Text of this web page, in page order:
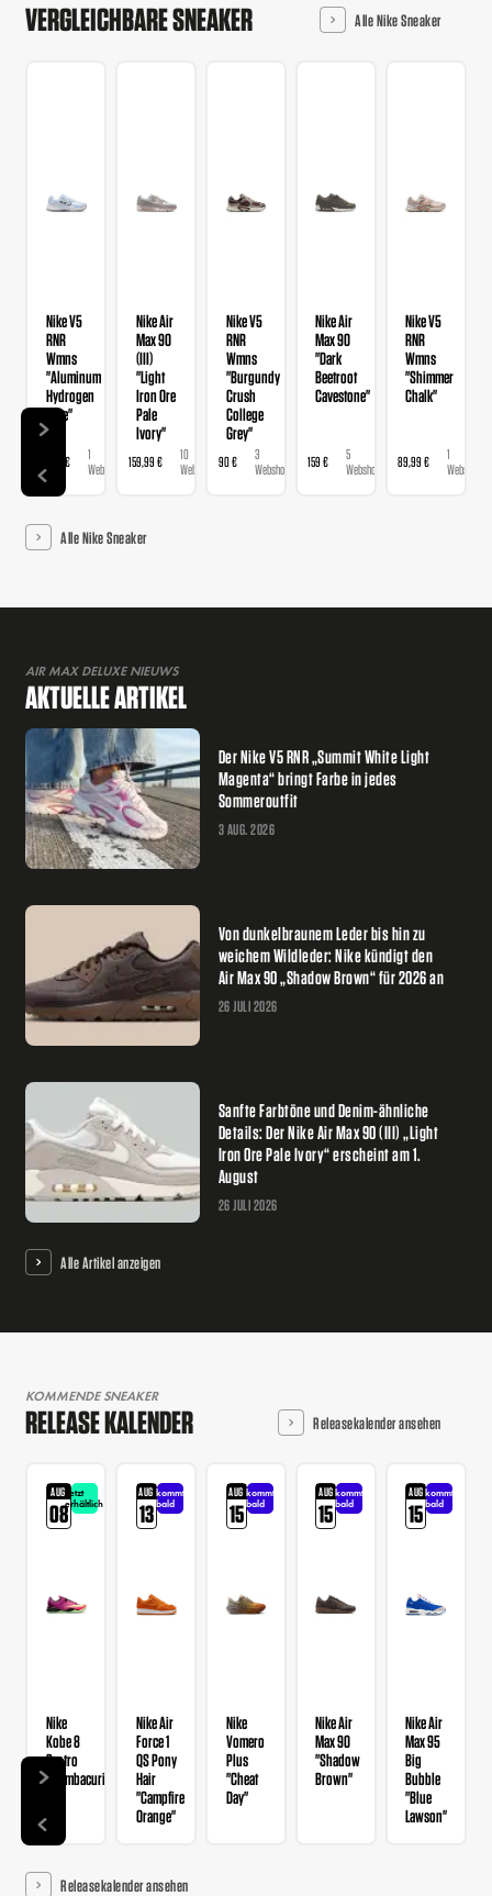
VERGLEICHBARE SNEAKER Alle Nike Sneaker
Nike V5
RNR
Wmns
"Aluminum
Hydrogen
Blue"
89,99 €
1
Webshop
Nike Air
Max 90
(III)
"Light
Iron Ore
Pale
Ivory"
159,99 €
10
Webshops
Nike V5
RNR
Wmns
"Burgundy
Crush
College
Grey"
90 €
3
Webshops
Nike Air
Max 90
"Dark
Beetroot
Cavestone"
159 €
5
Webshops
Nike V5
RNR
Wmns
"Shimmer
Chalk"
89,99 €
1
Webshop
Alle Nike Sneaker
AIR MAX DELUXE NIEUWS
AKTUELLE ARTIKEL
Der Nike V5 RNR „Summit White Light
Magenta“ bringt Farbe in jedes
Sommeroutfit
3 AUG. 2026
Von dunkelbraunem Leder bis hin zu
weichem Wildleder: Nike kündigt den
Air Max 90 „Shadow Brown“ für 2026 an
26 JULI 2026
Sanfte Farbtöne und Denim-ähnliche
Details: Der Nike Air Max 90 (III) „Light
Iron Ore Pale Ivory“ erscheint am 1.
August
26 JULI 2026
Alle Artikel anzeigen
KOMMENDE SNEAKER
RELEASE KALENDER Releasekalender ansehen
AUG
08
Jetzt
erhältlich
Nike
Kobe 8
Protro
"Mambacurial"
AUG
13
kommt
bald
Nike Air
Force 1
QS Pony
Hair
"Campfire
Orange"
AUG
15
kommt
bald
Nike
Vomero
Plus
"Cheat
Day"
AUG
15
kommt
bald
Nike Air
Max 90
"Shadow
Brown"
AUG
15
kommt
bald
Nike Air
Max 95
Big
Bubble
"Blue
Lawson"
Releasekalender ansehen